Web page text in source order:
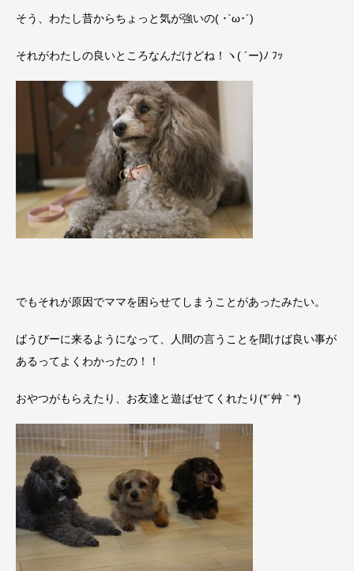
そう、わたし昔からちょっと気が強いの( ･`ω･´)
それがわたしの良いところなんだけどね！ヽ( ´ー)ﾉ ﾌｯ
でもそれが原因でママを困らせてしまうことがあったみたい。
ばうびーに来るようになって、人間の言うことを聞けば良い事が
あるってよくわかったの！！
おやつがもらえたり、お友達と遊ばせてくれたり(*´艸｀*)